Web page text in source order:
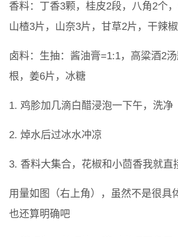
香料：丁香3颗，桂皮2段，八角2个
山楂3片，山奈3片，甘草2片，干辣
卤料：生抽：酱油膏=1:1，高粱酒2
根，姜6片，冰糖
1. 鸡胗加几滴白醋浸泡一下午，洗净
2. 焯水后过冰水冲凉
3. 香料大集合，花椒和小茴香我就直
用量如图（右上角），虽然不是很具
也还算明确吧